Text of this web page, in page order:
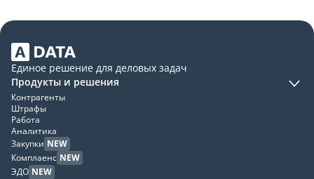
Единое решение для деловых задач
Продукты и решения
Контрагенты
Штрафы
Работа
Аналитика
Закупки NEW
Комплаенс NEW
ЭДО NEW